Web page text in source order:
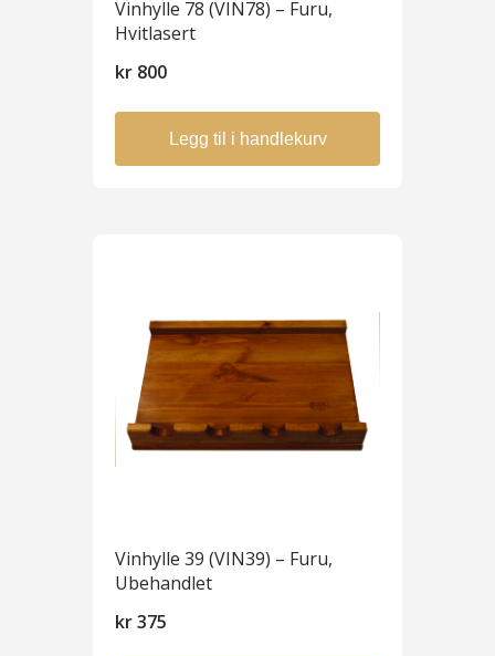
Vinhylle 78 (VIN78) – Furu,
Hvitlasert
kr 800
Legg til i handlekurv
Vinhylle 39 (VIN39) – Furu,
Ubehandlet
kr375